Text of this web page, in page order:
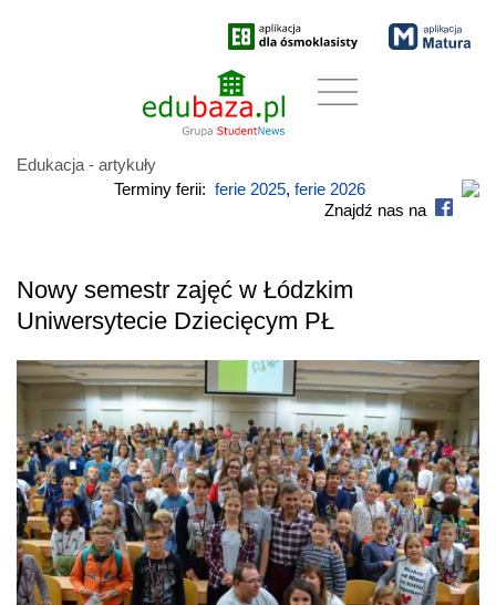
Edukacja - artykuły
Terminy ferii: ferie 2025, ferie 2026
Znajdź nas na
Nowy semestr zajęć w Łódzkim
Uniwersytecie Dziecięcym PŁ